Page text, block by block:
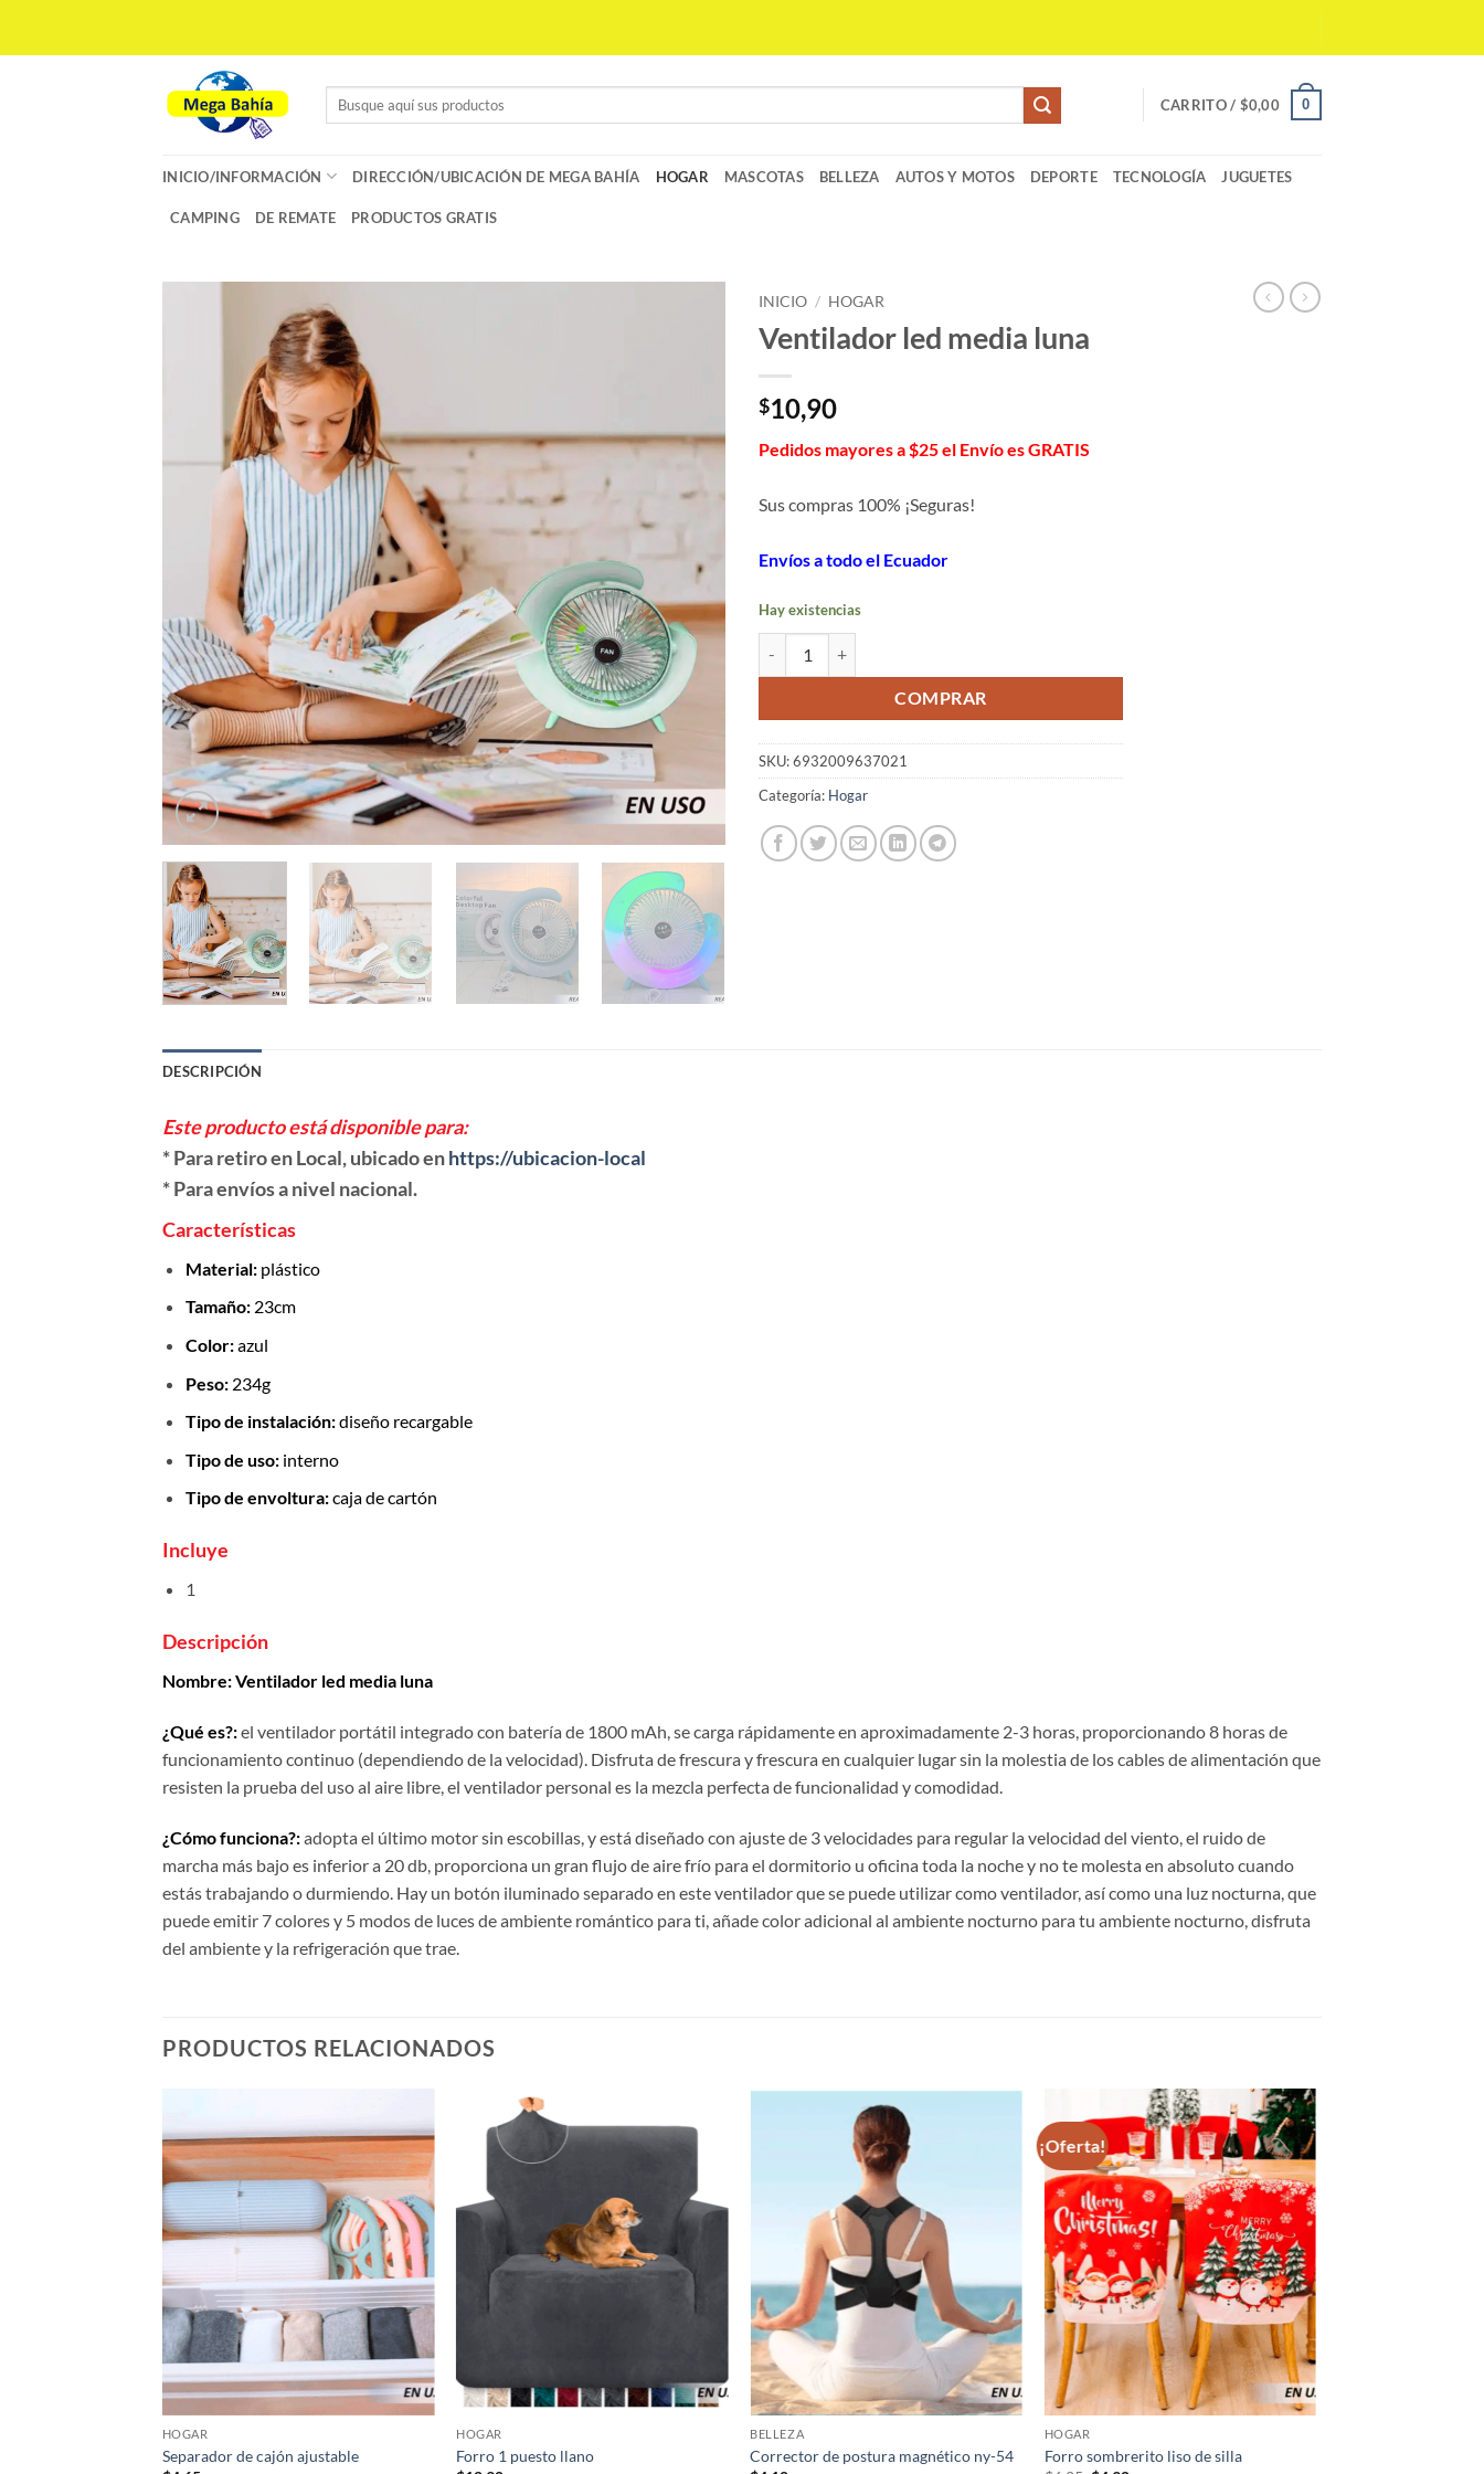
Buscar
CARRITO / $0,00 0
INICIO/INFORMACIÓN DIRECCIÓN/UBICACIÓN DE MEGA BAHÍA HOGAR MASCOTAS BELLEZA AUTOS Y MOTOS DEPORTE TECNOLOGÍA JUGUETES
CAMPING DE REMATE PRODUCTOS GRATIS
INICIO / HOGAR
Ventilador led media luna
$10,90
Pedidos mayores a $25 el Envío es GRATIS
Sus compras 100% ¡Seguras!
Envíos a todo el Ecuador
Hay existencias
COMPRAR
SKU:6932009637021
Categoría: Hogar
DESCRIPCIÓN
Este producto está disponible para:
* Para retiro en Local, ubicado enhttps://ubicacion-local
* Para envíos a nivel nacional.
Características
Material: plástico
Tamaño: 23cm
Color:azul
Peso: 234g
Tipo de instalación:diseño recargable
Tipo de uso: interno
Tipo de envoltura:caja de cartón
Incluye
1
Descripción
Nombre: Ventilador led media luna
¿Qué es?:el ventilador portátil integrado con batería de 1800 mAh, se carga rápidamente en aproximadamente 2-3 horas, proporcionando 8 horas de
funcionamiento continuo (dependiendo de la velocidad). Disfruta de frescura y frescura en cualquier lugar sin la molestia de los cables de alimentación que
resisten la prueba del uso al aire libre, el ventilador personal es la mezcla perfecta de funcionalidad y comodidad.
¿Cómo funciona?:adopta el último motor sin escobillas, y está diseñado con ajuste de 3 velocidades para regular la velocidad del viento, el ruido de
marcha más bajo es inferior a 20 db, proporciona un gran flujo de aire frío para el dormitorio u oficina toda la noche y no te molesta en absoluto cuando
estás trabajando o durmiendo. Hay un botón iluminado separado en este ventilador que se puede utilizar como ventilador, así como una luz nocturna, que
puede emitir 7 colores y 5 modos de luces de ambiente romántico para ti, añade color adicional al ambiente nocturno para tu ambiente nocturno, disfruta
del ambiente y la refrigeración que trae.
PRODUCTOS RELACIONADOS
HOGAR
Separador de cajón ajustable
HOGAR
Forro 1 puesto llano
BELLEZA
Corrector de postura magnético ny-54
¡Oferta!
HOGAR
Forro sombrerito liso de silla